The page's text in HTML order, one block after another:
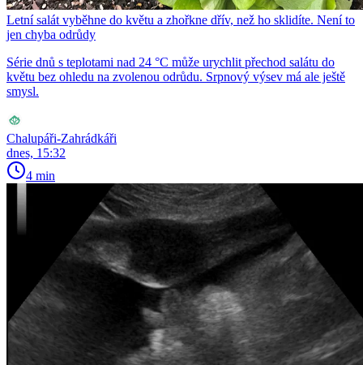
Letní salát vyběhne do květu a zhořkne dřív, než ho sklidíte. Není to
jen chyba odrůdy
Série dnů s teplotami nad 24 °C může urychlit přechod salátu do
květu bez ohledu na zvolenou odrůdu. Srpnový výsev má ale ještě
smysl.
Chalupáři-Zahrádkáři
dnes, 15:32
4 min